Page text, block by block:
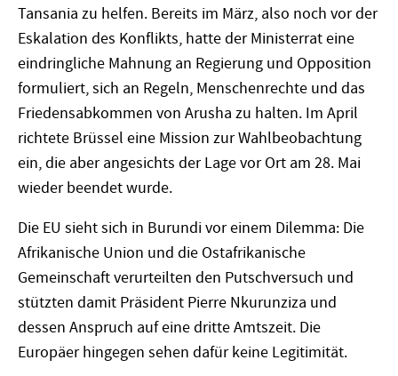
Tansania zu helfen. Bereits im März, also noch vor der
Eskalation des Konflikts, hatte der Ministerrat eine
eindringliche Mahnung an Regierung und Opposition
formuliert, sich an Regeln, Menschenrechte und das
Friedensabkommen von Arusha zu halten. Im April
richtete Brüssel eine Mission zur Wahlbeobachtung
ein, die aber angesichts der Lage vor Ort am 28. Mai
wieder beendet wurde.
Die EU sieht sich in Burundi vor einem Dilemma: Die
Afrikanische Union und die Ostafrikanische
Gemeinschaft verurteilten den Putschversuch und
stützten damit Präsident Pierre Nkurunziza und
dessen Anspruch auf eine dritte Amtszeit. Die
Europäer hingegen sehen dafür keine Legitimität.